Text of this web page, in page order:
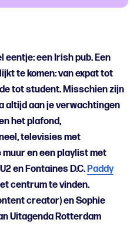
een Irish pub. Een
te komen: van expat tot
tot student. Misschien zijn
altijd aan je verwachtingen
het plafond,
televisies met
en een playlist met
en Fontaines D.C.Paddy
centrum te vinden.
creator) en Sophie
Uitagenda Rotterdam